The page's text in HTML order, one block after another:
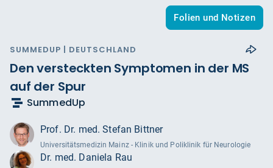
Folien und Notizen
SUMMEDUP | DEUTSCHLAND
Den versteckten Symptomen in der MS
auf der Spur
SummedUp
Prof. Dr. med. Stefan Bittner
Universitätsmedizin Mainz - Klinik und Poliklinik für Neurologie
Dr. med. Daniela Rau